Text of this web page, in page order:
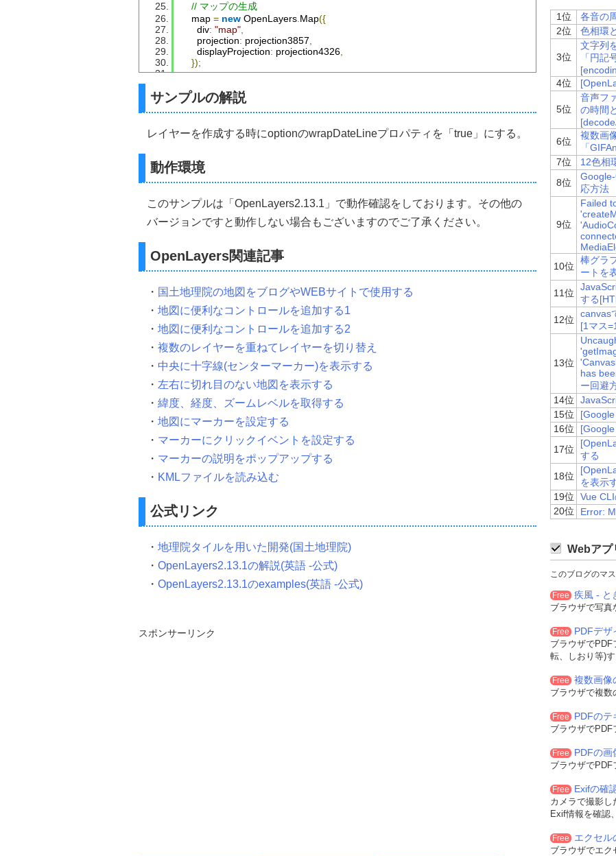
// マップの生成
    map
= new OpenLayers Map({
      div
: "map"
      projection
: projection3857
      displayProjection
: projection4326
});
    map
.addLayer
"標準地図"
{
// options(attribution:帰属,,minZoomLevel:最小倍率(未使用),maxZoomLevel:最大倍率)
"<a href='http://www.gsi.go.jp/kikakuchousei/kikakuchousei40182.html'
            maxZoomLevel
            wrapDateLine
));
// マップの中心を設定
                        fy
// Y:緯度
).transform(projection4326, projection3857),// 座標系
);
}
// onloadイベント
=
// マップの生成(経度、緯度、倍率、最大倍率)
    init_map
(138.731388 35.362222, 3 18);
</script>
<style
type "text/css">
/* 国土地理院の出典表示用 */
  body
{padding: 0; margin: 0}
  div
.olControlAttribution
    padding
: 3px;
    background
    background
    font
-size:12px;
    line
height:14px
    bottom
:5px;
    vertical
- align middle;
}
</style>
<!-- マップの表示エリア -->
<div
id=
サンプルの解説
レイヤーを作成する時にoptionのwrapDateLineプロパティを「true」にする。
動作環境
このサンプルは「OpenLayers2.13.1」で動作確認をしております。その他の
バージョンですと動作しない場合もございますのでご了承ください。
OpenLayers関連記事
・ 国土地理院の地図をブログやWEBサイトで使用する
・ 地図に便利なコントロールを追加する1
・ 地図に便利なコントロールを追加する2
・ 複数のレイヤーを重ねてレイヤーを切り替え
・ 中央に十字線(センターマーカー)を表示する
・ 左右に切れ目のない地図を表示する
・ 緯度、経度、ズームレベルを取得する
・ 地図にマーカーを設定する
・ マーカーにクリックイベントを設定する
・ マーカーの説明をポップアップする
・ KMLファイルを読み込む
公式リンク
・ 地理院タイルを用いた開発(国土地理院)
・ OpenLayers2.13.1の解説(英語 -公式)
・ OpenLayers2.13.1のexamples(英語 -公式)
スポンサーリンク
1位
各音の
2位
色相環
3位
文字列
「円記
4位
5位
音声フ
の時間
6位
複数画
「
7位
12色相
8位
応方法
9位
Failed
10位
棒グラ
ートを
11位
する
12位
canvas
[1マス
13位
has
ー回避
14位
15位
16位
17位
する
18位
を表示
19位
Vue
20位
Error:
Webアプ
このブログのマ
Free 疾風 - と
ブラウザで写真
Free PDFデザ
ブラウザでPDF
転、しおり等)
Free 複数画像
ブラウザで複数
Free PDFのテ
ブラウザでPDF
Free PDFの画
ブラウザでPDF
Free Exifの確
カメラで撮影
Exif情報を確認
Free エクセル
ブラウザでエク